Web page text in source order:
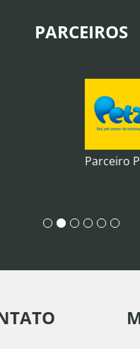
PARCEIROS
Parceiro Petz